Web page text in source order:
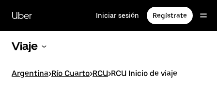
contenido
principal
Uber Iniciar sesión Regístrate
Viaje
Argentina>Río Cuarto>RCU>RCU Inicio de viaje